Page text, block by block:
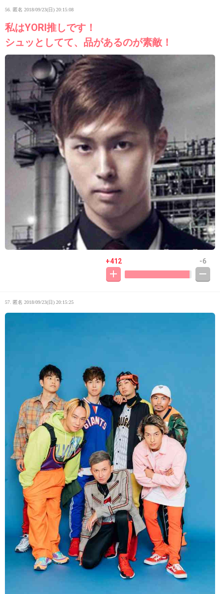
56. 匿名 2018/09/23(日) 20:15:08
私はYORI推しです！
シュッとしてて、品があるのが素敵！
+412 -6
57. 匿名 2018/09/23(日) 20:15:25